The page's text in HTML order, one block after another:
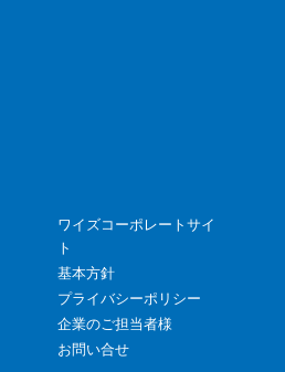
ワイズコーポレートサイ
ト
基本方針
プライバシーポリシー
企業のご担当者様
お問い合せ